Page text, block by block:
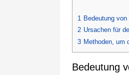
1 Bedeutung
2 Ursachen für
3 Methoden, um
Bedeutung
den Link zur